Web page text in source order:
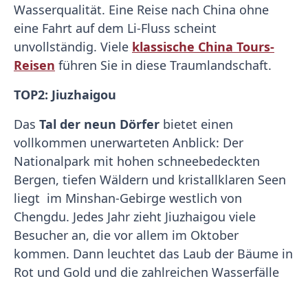
Wasserqualität. Eine Reise nach China ohne
eine Fahrt auf dem Li-Fluss scheint
unvollständig. Viele klassische China Tours-
Reisen führen Sie in diese Traumlandschaft.
TOP2: Jiuzhaigou
Das Tal der neun Dörfer bietet einen
vollkommen unerwarteten Anblick: Der
Nationalpark mit hohen schneebedeckten
Bergen, tiefen Wäldern und kristallklaren Seen
liegt im Minshan-Gebirge westlich von
Chengdu. Jedes Jahr zieht Jiuzhaigou viele
Besucher an, die vor allem im Oktober
kommen. Dann leuchtet das Laub der Bäume in
Rot und Gold und die zahlreichen Wasserfälle